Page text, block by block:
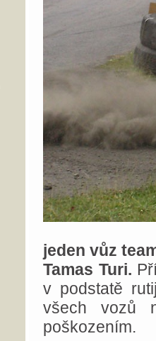
jeden vůz
Tamas Turi.
v podstatě
všech vozů
poškozením.